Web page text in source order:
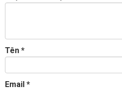
Tên *
Email *